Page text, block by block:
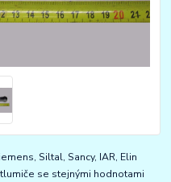
Siltal, Sancy, IAR, Elin
se stejnými hodnotami